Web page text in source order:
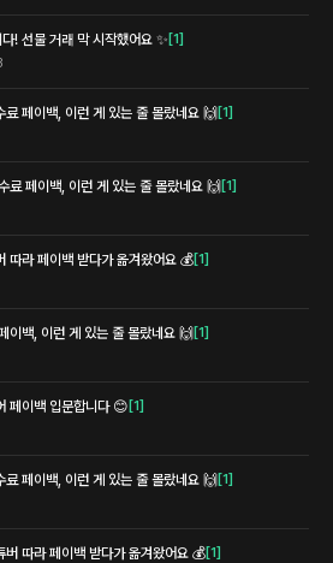
! 선물 거래 막 시작했어요 ✨ [1]
료 페이백, 이런 게 있는 줄 몰랐네요 🙌 [1]
페이백, 이런 게 있는 줄 몰랐네요 🙌 [1]
따라 페이백 받다가 옮겨왔어요 💰[1]
이백, 이런 게 있는 줄 몰랐네요 🙌 [1]
페이백 입문합니다 😊 [1]
료 페이백, 이런 게 있는 줄 몰랐네요 🙌 [1]
버 따라 페이백 받다가 옮겨왔어요 💰[1]